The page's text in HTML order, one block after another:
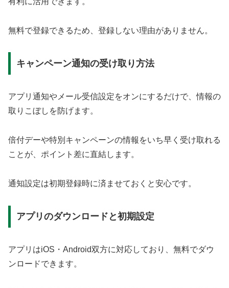
無料で登録できるため、登録しない理由がありません。
キャンペーン通知の受け取り方法
アプリ通知やメール受信設定をオンにするだけで、情報の
取りこぼしを防げます。
倍付デーや特別キャンペーンの情報をいち早く受け取れる
ことが、ポイント差に直結します。
通知設定は初期登録時に済ませておくと安心です。
アプリのダウンロードと初期設定
アプリはiOS・Android双方に対応しており、無料でダウ
ンロードできます。